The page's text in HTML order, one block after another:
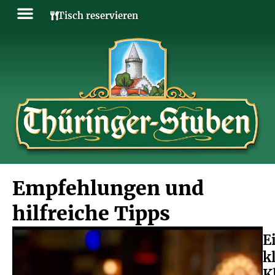
Tisch reservieren
Empfehlungen und
hilfreiche Tipps